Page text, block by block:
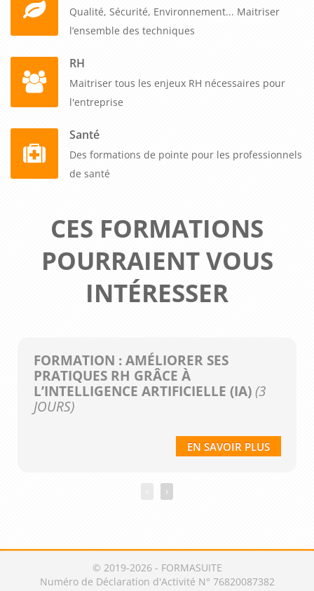
Qualité, Sécurité, Environnement... Maitriser
l’ensemble des techniques
RH
Maitriser tous les enjeux RH nécessaires pour
l'entreprise
Santé
Des formations de pointe pour les professionnels
de santé
CES FORMATIONS
POURRAIENT VOUS
INTÉRESSER
FORMATION : AMÉLIORER SES
PRATIQUES RH GRÂCE À
L’INTELLIGENCE ARTIFICIELLE (IA)(3
JOURS)
EN SAVOIR PLUS
›
© 2019-2026 - FORMASUITE
Numéro de Déclaration d'Activité N° 76820087382